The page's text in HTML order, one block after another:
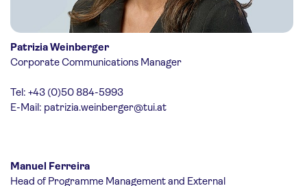
Patrizia Weinberger
Corporate Communications Manager
Tel: +43 (0)50 884-5993
E-Mail: patrizia.weinberger@tui.at
Manuel Ferreira
Head of Programme Management and External